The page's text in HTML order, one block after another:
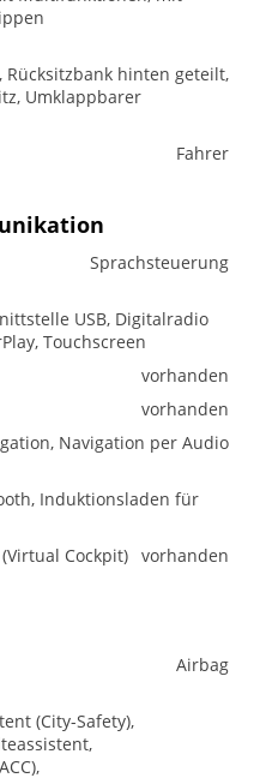
Rücksitzbank hinten geteilt,
Umklappbarer
Fahrer
Sprachsteuerung
USB, Digitalradio
Touchscreen
vorhanden
vorhanden
Navigation per Audio
Induktionsladen für
Cockpit) vorhanden
Airbag
(City-Safety),